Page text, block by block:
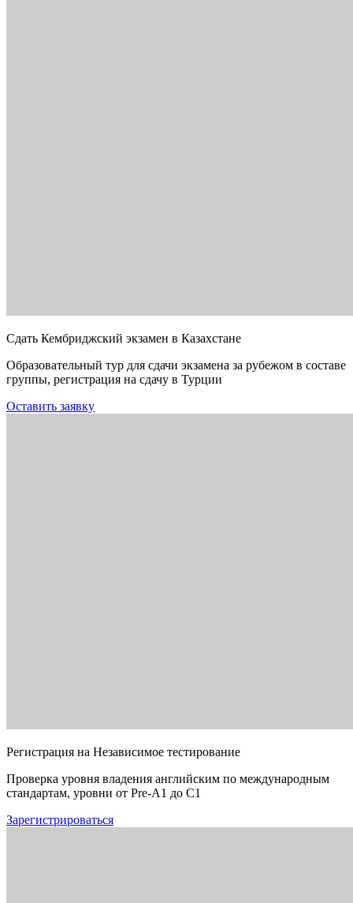
Сдать Кембриджский экзамен в Казахстане
Образовательный тур для сдачи экзамена за рубежом в составе
группы, регистрация на сдачу в Турции
Оставить заявку
Регистрация на Независимое тестирование
Проверка уровня владения английским по международным
стандартам, уровни от Pre-A1 до C1
Зарегистрироваться